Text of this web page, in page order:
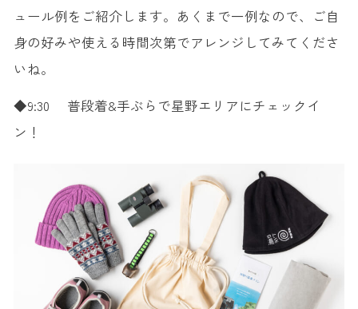
ュール例をご紹介します。あくまで一例なので、ご自
身の好みや使える時間次第でアレンジしてみてくださ
いね。
◆9:30 普段着&手ぶらで星野エリアにチェックイ
ン ！